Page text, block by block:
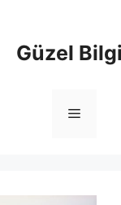
Güzel
Menü